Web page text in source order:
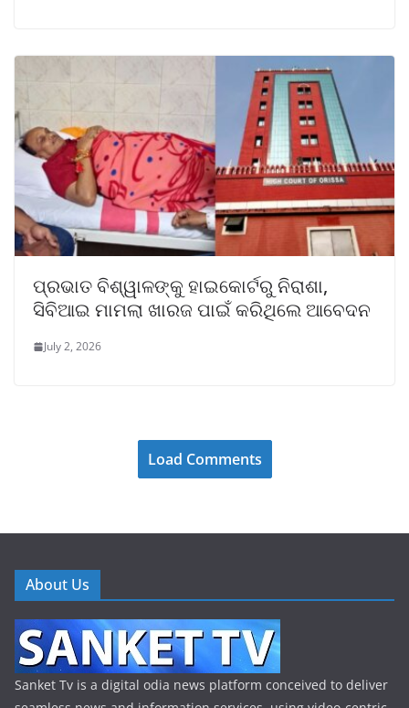
ପ୍ରଭାତ ବିଶ୍ୱାଳଙ୍କୁ ହାଇକୋର୍ଟରୁ ନିରାଶା,
ସିବିଆଇ ମାମଲା ଖାରଜ ପାଇଁ କରିଥିଲେ ଆବେଦନ
July 2, 2026
Load Comments
About Us
Sanket Tv is a digital odia news platform conceived to deliver